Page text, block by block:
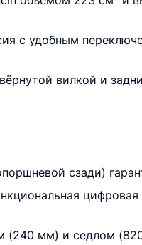
с удобным
вилкой и
сзади)
мм) и седлом